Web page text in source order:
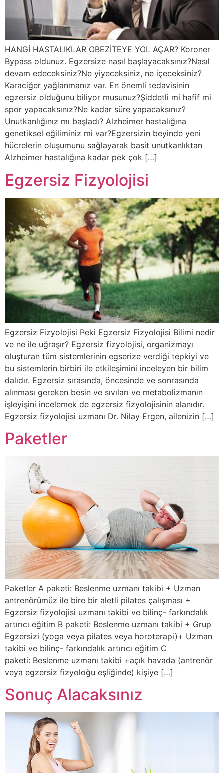
HANGİ HASTALIKLAR OBEZİTEYE YOL AÇAR? Koroner
Bypass oldunuz. Egzersize nasıl başlayacaksınız?Nasıl
devam edeceksiniz?Ne yiyeceksiniz, ne içeceksiniz?
Karaciğer yağlanmanız var. En önemli tedavisinin
egzersiz olduğunu biliyor musunuz?Şiddetli mi hafif mi
spor yapacaksınız?Ne kadar süre yapacaksınız?
Unutkanlığınız mı başladı? Alzheimer hastalığına
genetiksel eğiliminiz mi var?Egzersizin beyinde yeni
hücrelerin oluşumunu sağlayarak basit unutkanlıktan
Alzheimer hastalığına kadar pek çok […]
Egzersiz Fizyolojisi
Egzersiz Fizyolojisi Peki Egzersiz Fizyolojisi Bilimi nedir
ve ne ile uğraşır? Egzersiz fizyolojisi, organizmayı
oluşturan tüm sistemlerinin egserize verdiği tepkiyi ve
bu sistemlerin birbiri ile etkileşimini inceleyen bir bilim
dalıdır. Egzersiz sırasında, öncesinde ve sonrasında
alınması gereken besin ve sıvıları ve metabolizmanın
işleyişini incelemek de egzersiz fizyolojisinin alanıdır.
Egzersiz fizyolojisi uzmanı Dr. Nilay Ergen, ailenizin […]
Paketler
Paketler A paketi: Beslenme uzmanı takibi + Uzman
antrenörümüz ile bire bir aletli pilates çalışması +
Egzersiz fizyolojisi uzmanı takibi ve bilinç- farkındalık
artırıcı eğitim B paketi: Beslenme uzmanı takibi + Grup
Egzersizi (yoga veya pilates veya horoterapi)+ Uzman
takibi ve bilinç- farkındalık artırıcı eğitim C
paketi: Beslenme uzmanı takibi +açık havada (antrenör
veya egzersiz fizyoloğu eşliğinde) kişiye […]
Sonuç Alacaksınız